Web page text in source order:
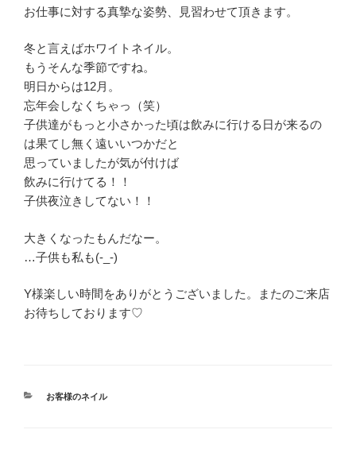
お仕事に対する真摯な姿勢、見習わせて頂きます。
冬と言えばホワイトネイル。
もうそんな季節ですね。
明日からは12月。
忘年会しなくちゃっ（笑）
子供達がもっと小さかった頃は飲みに行ける日が来るの
は果てし無く遠いいつかだと
思っていましたが気が付けば
飲みに行けてる！！
子供夜泣きしてない！！
大きくなったもんだなー。
…子供も私も(-_-)
Y様楽しい時間をありがとうございました。またのご来店
お待ちしております♡
カ
お客様のネイル